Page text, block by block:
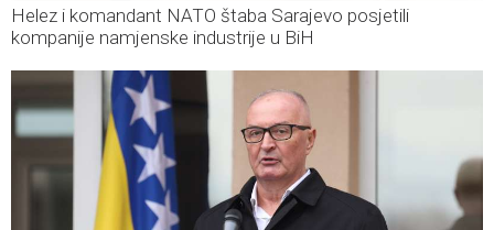
Helez i komandant NATO štaba Sarajevo posjetili
kompanije namjenske industrije u BiH